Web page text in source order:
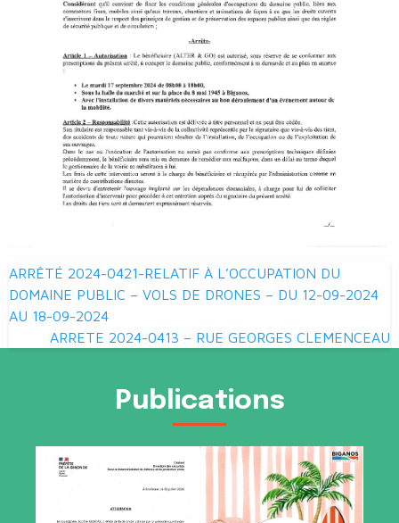
Navigation
de
l’article
ARRÊTÉ 2024-0421-RELATIF À L’OCCUPATION DU
DOMAINE PUBLIC – VOLS DE DRONES – DU 12-09-2024
AU 18-09-2024
ARRETE 2024-0413 – RUE GEORGES CLEMENCEAU
Publications